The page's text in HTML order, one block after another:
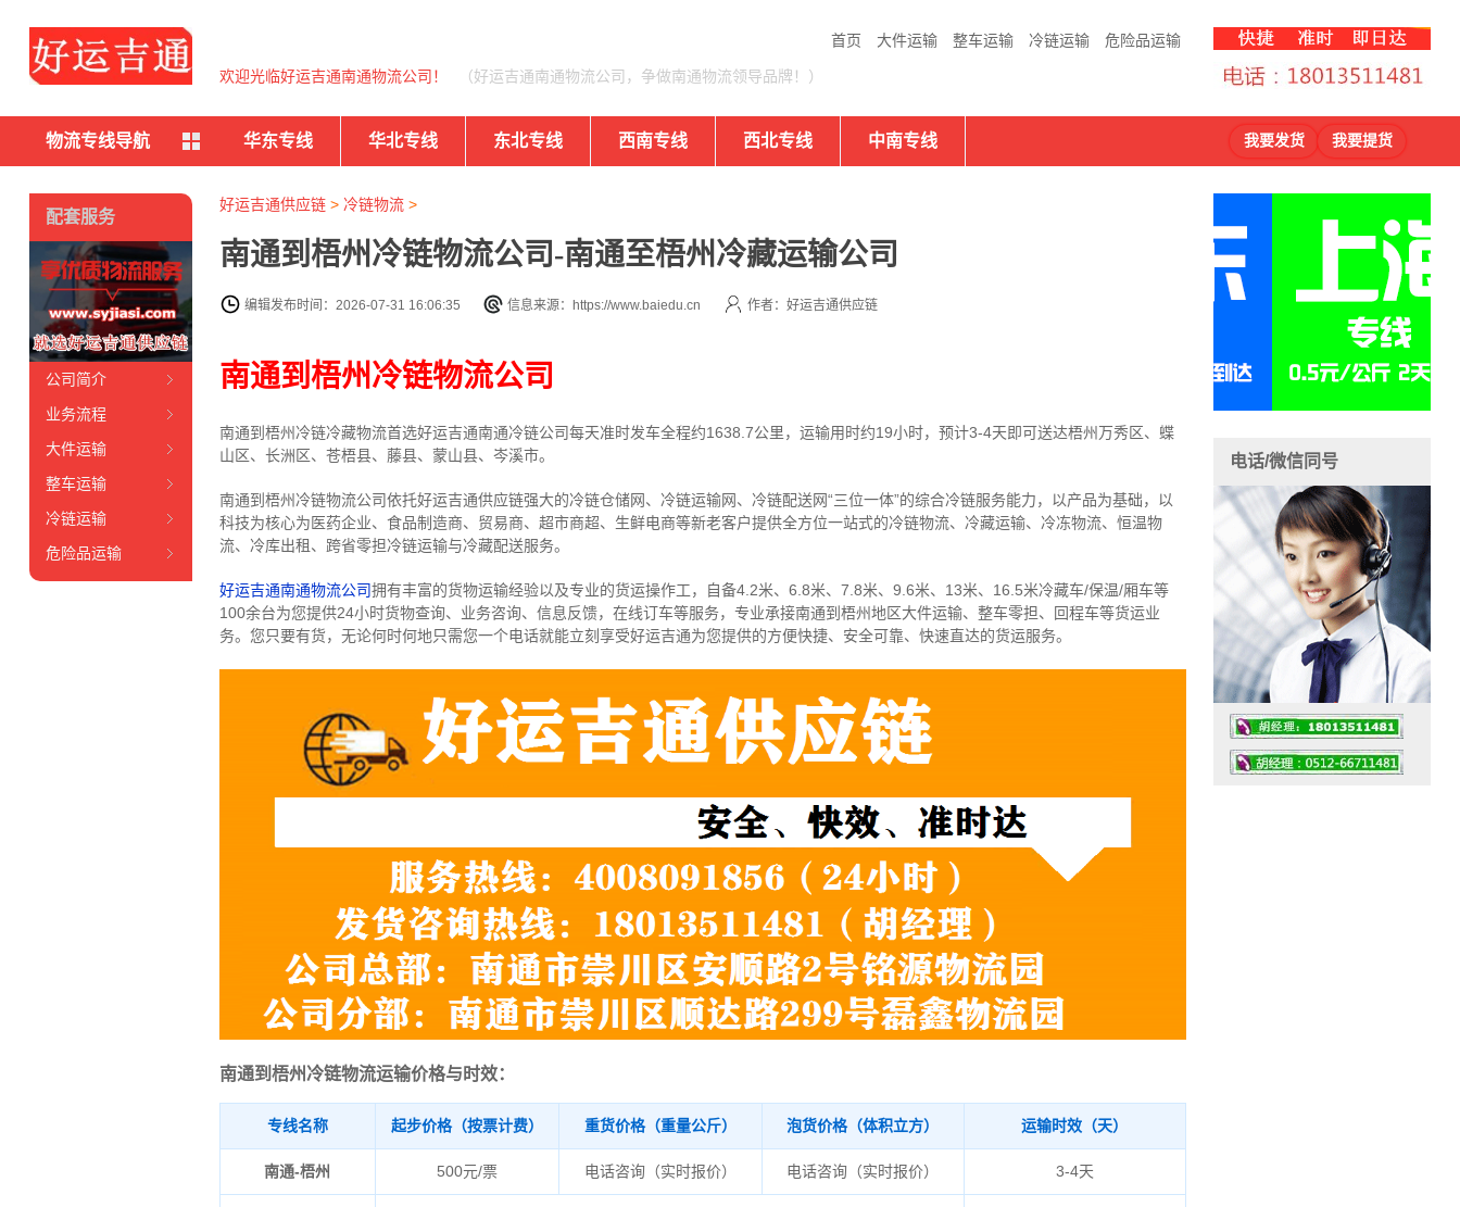
首页 大件运输 整车运输 冷链运输 危险品运输
欢迎光临好运吉通南通物流公司！ （好运吉通南通物流公司，争做南通物流领导品牌！）
物流专线导航 华东专线 华北专线 东北专线 西南专线 西北专线 中南专线 我要发货 我要提货
好运吉通供应链> 冷链物流>
南通到梧州冷链物流公司-南通至梧州冷藏运输公司
编辑发布时间：2026-07-31 16:06:35 信息来源：https://www.baiedu.cn 作者：好运吉通供应链
南通到梧州冷链物流公司
南通到梧州冷链冷藏物流首选好运吉通南通冷链公司每天准时发车全程约1638.7公里，运输用时约19小时，预计3-4天即可送达梧州万秀区、蝶
山区、长洲区、苍梧县、藤县、蒙山县、岑溪市。
南通到梧州冷链物流公司依托好运吉通供应链强大的冷链仓储网、冷链运输网、冷链配送网“三位一体”的综合冷链服务能力，以产品为基础，以
科技为核心为医药企业、食品制造商、贸易商、超市商超、生鲜电商等新老客户提供全方位一站式的冷链物流、冷藏运输、冷冻物流、恒温物
流、冷库出租、跨省零担冷链运输与冷藏配送服务。
好运吉通南通物流公司拥有丰富的货物运输经验以及专业的货运操作工，自备4.2米、6.8米、7.8米、9.6米、13米、16.5米冷藏车/保温/厢车等
100余台为您提供24小时货物查询、业务咨询、信息反馈，在线订车等服务， 专业承接南通到梧州地区大件运输、整车零担、回程车等货运业
务。 您只要有货，无论何时何地只需您一个电话就能立刻享受好运吉通为您提供的方便快捷、安全可靠、快速直达的货运服务。
南通到梧州冷链物流运输价格与时效：
专线名称 起步价格（按票计费） 重货价格（重量公斤） 泡货价格（体积立方） 运输时效（天）
南通-梧州 500元/票 电话咨询（实时报价） 电话咨询（实时报价） 3-4天
配套服务
公司简介
业务流程
大件运输
整车运输
冷链运输
危险品运输
电话/微信同号